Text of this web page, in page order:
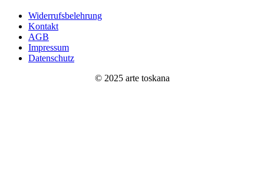
Widerrufsbelehrung
Kontakt
AGB
Impressum
Datenschutz
© 2025 arte toskana